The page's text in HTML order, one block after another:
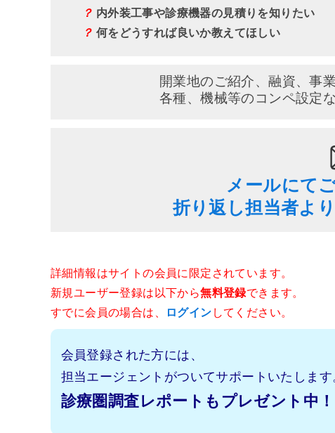
？ 内外装工事や診療機器の見積りを知りたい
？ 何をどうすれば良いか教えてほしい
開業地のご紹介、融資、事
各種、機械等のコンペ設定な
メールにて
折り返し担当者よ
詳細情報はサイトの会員に限定されています。
新規ユーザー登録は以下から無料登録できます。
すでに会員の場合は、
ログインしてください。
会員登録された方には、
担当エージェントがついてサポートいたします
診療圏調査レポートもプレゼント中！